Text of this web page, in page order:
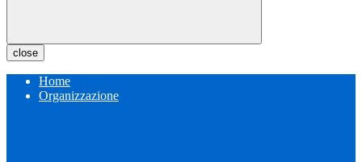
close
Home
Organizzazione